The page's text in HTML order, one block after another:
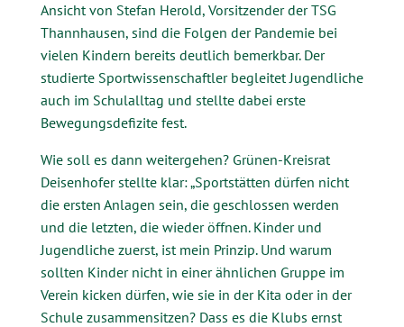
Ansicht von Stefan Herold, Vorsitzender der TSG
Thannhausen, sind die Folgen der Pandemie bei
vielen Kindern bereits deutlich bemerkbar. Der
studierte Sportwissenschaftler begleitet Jugendliche
auch im Schulalltag und stellte dabei erste
Bewegungsdefizite fest.
Wie soll es dann weitergehen? Grünen-Kreisrat
Deisenhofer stellte klar: „Sportstätten dürfen nicht
die ersten Anlagen sein, die geschlossen werden
und die letzten, die wieder öffnen. Kinder und
Jugendliche zuerst, ist mein Prinzip. Und warum
sollten Kinder nicht in einer ähnlichen Gruppe im
Verein kicken dürfen, wie sie in der Kita oder in der
Schule zusammensitzen? Dass es die Klubs ernst